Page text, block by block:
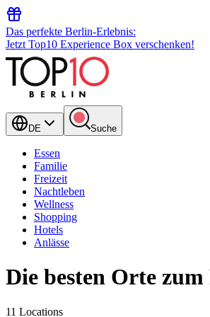
Das perfekte Berlin-Erlebnis:
Jetzt Top10 Experience Box verschenken!
DE Suche
Essen
Familie
Freizeit
Nachtleben
Wellness
Shopping
Hotels
Anlässe
Die besten Orte
11 Locations